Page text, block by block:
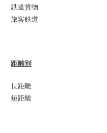
鉄道貨物
旅客鉄道
距離別
長距離
短距離